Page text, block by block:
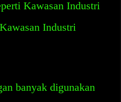
Kawasan Industri
Industri
banyak digunakan